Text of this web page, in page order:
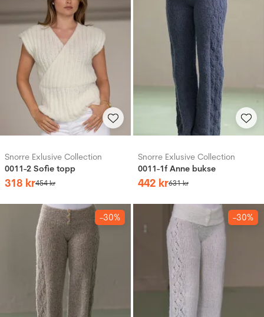
Snorre Exlusive Collection
0011-2 Sofie topp
318 kr454kr
Snorre Exlusive Collection
0011-1f Anne bukse
442 kr631kr
-30% -30%